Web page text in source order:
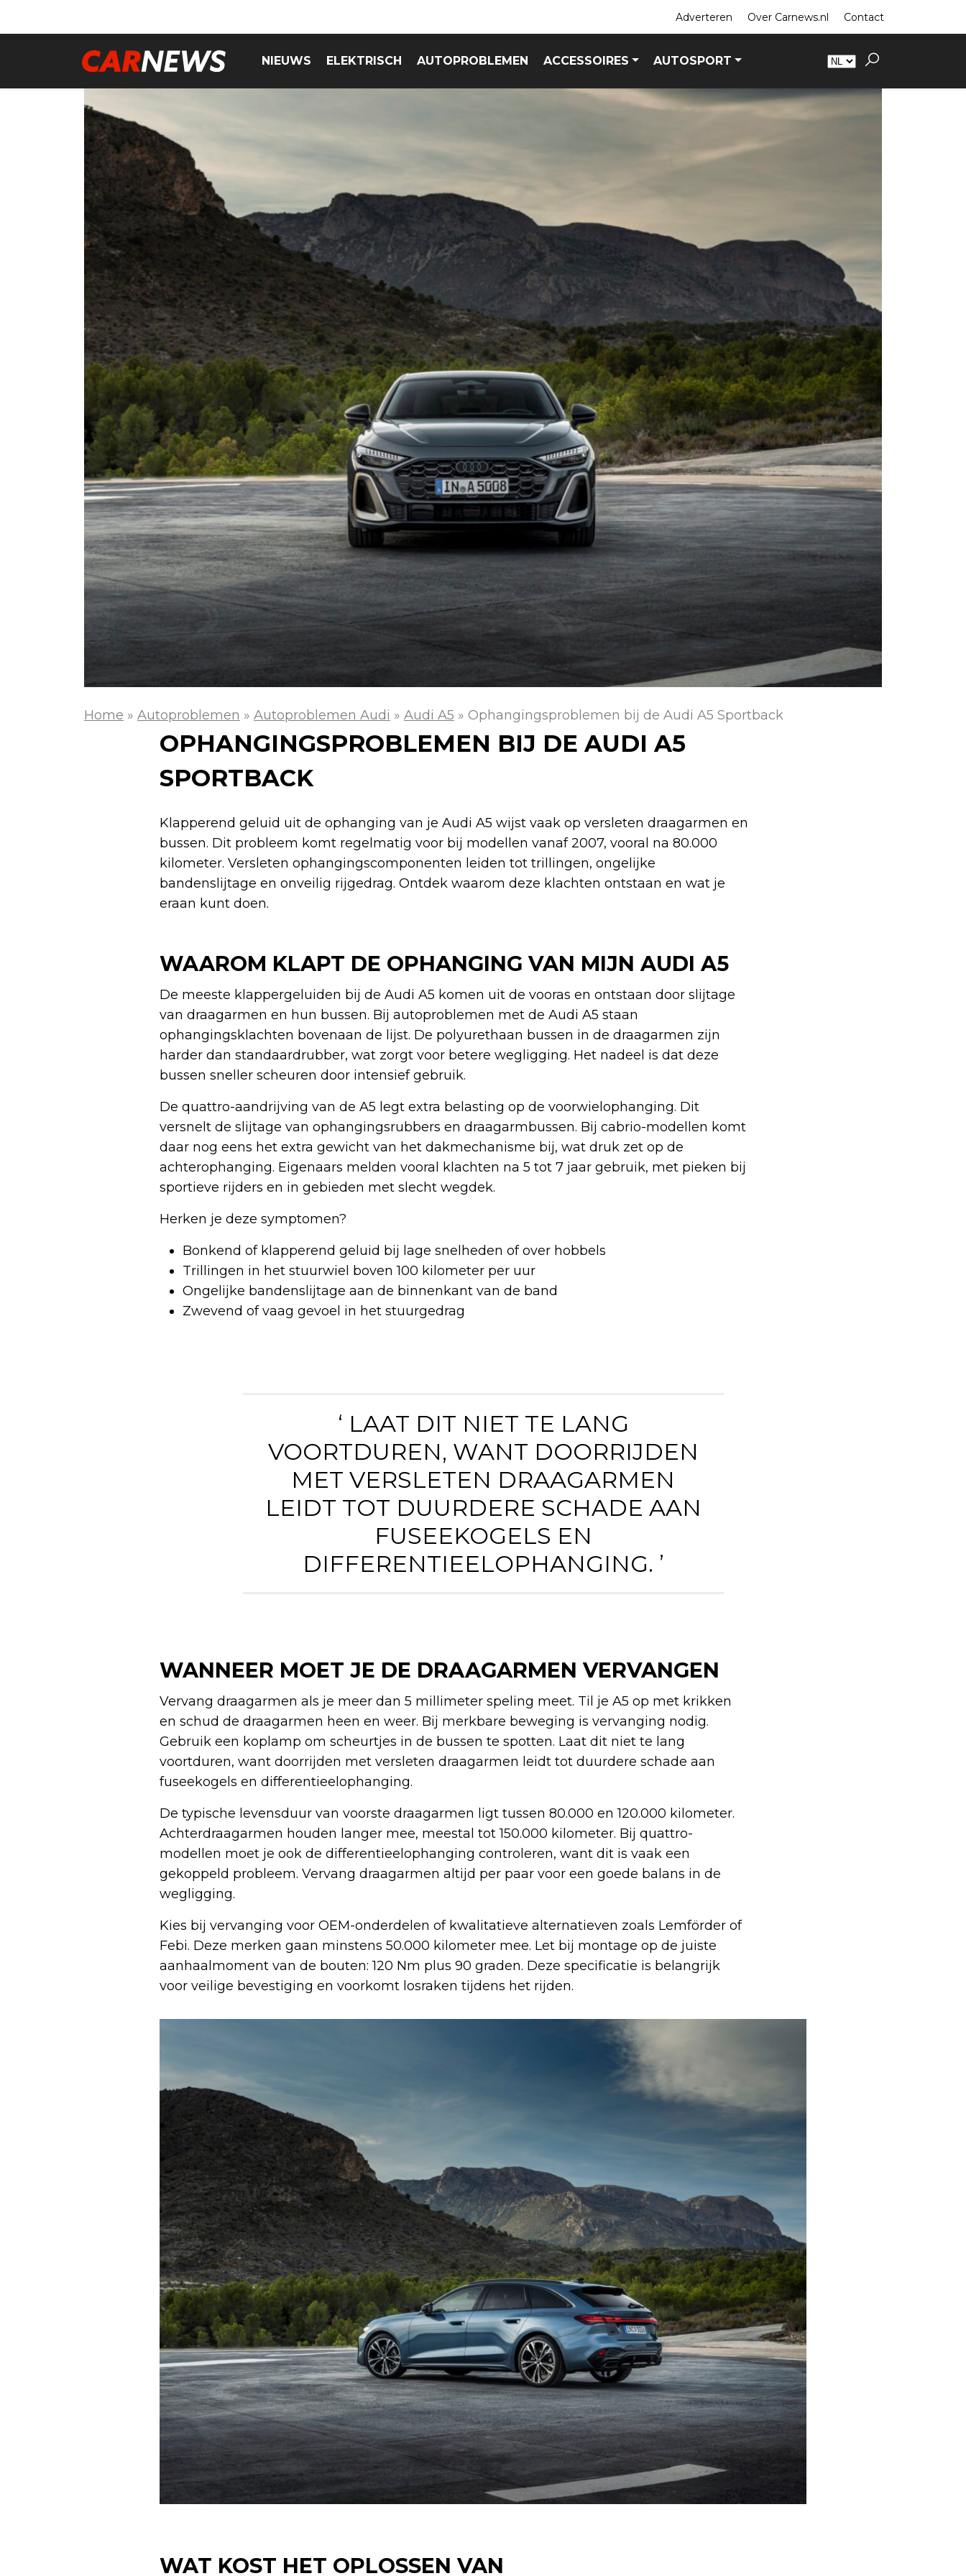
Adverteren Over Carnews.nl Contact
NIEUWS ELEKTRISCH AUTOPROBLEMEN ACCESSOIRES AUTOSPORT
Home » Autoproblemen » Autoproblemen Audi » Audi A5 » Ophangingsproblemen bij de Audi A5 Sportback
OPHANGINGSPROBLEMEN BIJ DE AUDI A5
SPORTBACK
Klapperend geluid uit de ophanging van je Audi A5 wijst vaak op versleten draagarmen en
bussen. Dit probleem komt regelmatig voor bij modellen vanaf 2007, vooral na 80.000
kilometer. Versleten ophangingscomponenten leiden tot trillingen, ongelijke
bandenslijtage en onveilig rijgedrag. Ontdek waarom deze klachten ontstaan en wat je
eraan kunt doen.
WAAROM KLAPT DE OPHANGING VAN MIJN AUDI A5
De meeste klappergeluiden bij de Audi A5 komen uit de vooras en ontstaan door slijtage
van draagarmen en hun bussen. Bij autoproblemen met de Audi A5 staan
ophangingsklachten bovenaan de lijst. De polyurethaan bussen in de draagarmen zijn
harder dan standaardrubber, wat zorgt voor betere wegligging. Het nadeel is dat deze
bussen sneller scheuren door intensief gebruik.
De quattro-aandrijving van de A5 legt extra belasting op de voorwielophanging. Dit
versnelt de slijtage van ophangingsrubbers en draagarmbussen. Bij cabrio-modellen komt
daar nog eens het extra gewicht van het dakmechanisme bij, wat druk zet op de
achterophanging. Eigenaars melden vooral klachten na 5 tot 7 jaar gebruik, met pieken bij
sportieve rijders en in gebieden met slecht wegdek.
Herken je deze symptomen?
Bonkend of klapperend geluid bij lage snelheden of over hobbels
Trillingen in het stuurwiel boven 100 kilometer per uur
Ongelijke bandenslijtage aan de binnenkant van de band
Zwevend of vaag gevoel in het stuurgedrag
‘ LAAT DIT NIET TE LANG
VOORTDUREN, WANT DOORRIJDEN
MET VERSLETEN DRAAGARMEN
LEIDT TOT DUURDERE SCHADE AAN
FUSEEKOGELS EN
DIFFERENTIEELOPHANGING. ’
WANNEER MOET JE DE DRAAGARMEN VERVANGEN
Vervang draagarmen als je meer dan 5 millimeter speling meet. Til je A5 op met krikken
en schud de draagarmen heen en weer. Bij merkbare beweging is vervanging nodig.
Gebruik een koplamp om scheurtjes in de bussen te spotten. Laat dit niet te lang
voortduren, want doorrijden met versleten draagarmen leidt tot duurdere schade aan
fuseekogels en differentieelophanging.
De typische levensduur van voorste draagarmen ligt tussen 80.000 en 120.000 kilometer.
Achterdraagarmen houden langer mee, meestal tot 150.000 kilometer. Bij quattro-
modellen moet je ook de differentieelophanging controleren, want dit is vaak een
gekoppeld probleem. Vervang draagarmen altijd per paar voor een goede balans in de
wegligging.
Kies bij vervanging voor OEM-onderdelen of kwalitatieve alternatieven zoals Lemförder of
Febi. Deze merken gaan minstens 50.000 kilometer mee. Let bij montage op de juiste
aanhaalmoment van de bouten: 120 Nm plus 90 graden. Deze specificatie is belangrijk
voor veilige bevestiging en voorkomt losraken tijdens het rijden.
WAT KOST HET OPLOSSEN VAN